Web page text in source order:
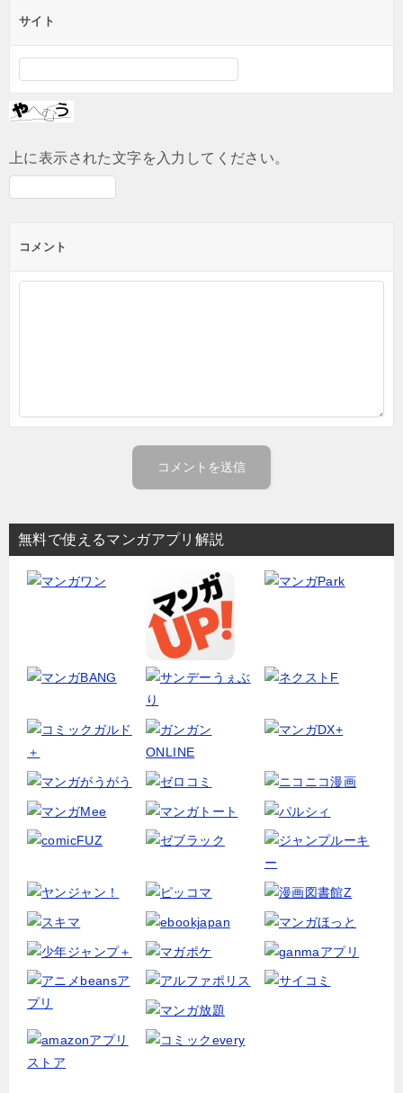
サイト
上に表示された文字を入力してください。
コメント
無料で使えるマンガアプリ解説